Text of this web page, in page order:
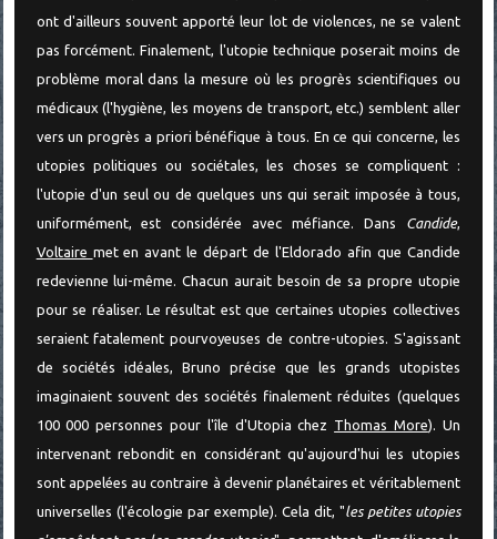
ont d'ailleurs souvent apporté leur lot de violences, ne se valent
pas forcément. Finalement, l'utopie technique poserait moins de
problème moral dans la mesure où les progrès scientifiques ou
médicaux (l'hygiène, les moyens de transport, etc.) semblent aller
vers un progrès a priori bénéfique à tous. En ce qui concerne, les
utopies politiques ou sociétales, les choses se compliquent :
l'utopie d'un seul ou de quelques uns qui serait imposée à tous,
uniformément, est considérée avec méfiance. Dans Candide,
Voltaire met en avant le départ de l'Eldorado afin que Candide
redevienne lui-même. Chacun aurait besoin de sa propre utopie
pour se réaliser. Le résultat est que certaines utopies collectives
seraient fatalement pourvoyeuses de contre-utopies. S'agissant
de sociétés idéales, Bruno précise que les grands utopistes
imaginaient souvent des sociétés finalement réduites (quelques
100 000 personnes pour l'île d'Utopia chez Thomas More). Un
intervenant rebondit en considérant qu'aujourd'hui les utopies
sont appelées au contraire à devenir planétaires et véritablement
universelles (l'écologie par exemple). Cela dit, "les petites utopies